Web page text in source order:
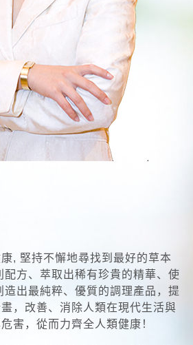
, 堅持不懈地尋找到最好的草本
配方、萃取出稀有珍貴的精華、使
造出最純粹、優質的調理產品，提
，改善、消除人類在現代生活與
害，從而力齊全人類健康！